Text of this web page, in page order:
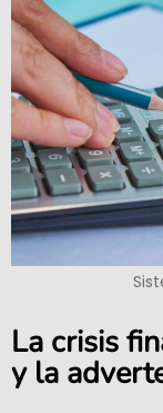
La crisis
y la